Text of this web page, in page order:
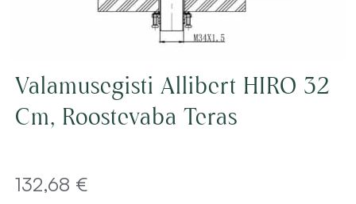
Valamusegisti Allibert HIRO 32
Cm, Roostevaba Teras
132,68 €